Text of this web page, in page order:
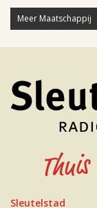
Meer Maatschappij
Sleutelstad